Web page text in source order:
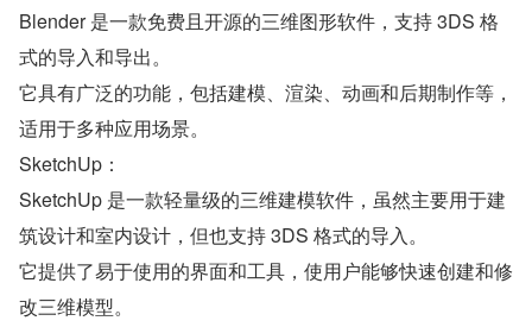
Blender 是一款免费且开源的三维图形软件，支持 3DS 格
式的导入和导出。
它具有广泛的功能，包括建模、渲染、动画和后期制作等，
适用于多种应用场景。
SketchUp：
SketchUp 是一款轻量级的三维建模软件，虽然主要用于建
筑设计和室内设计，但也支持 3DS 格式的导入。
它提供了易于使用的界面和工具，使用户能够快速创建和修
改三维模型。